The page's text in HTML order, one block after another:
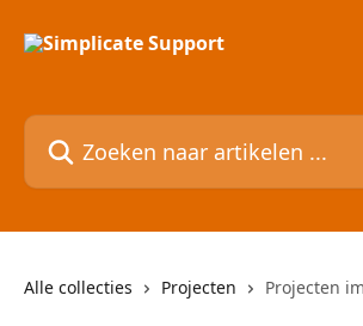
Zoeken naar artikelen ...
Alle collecties Projecten Projecten